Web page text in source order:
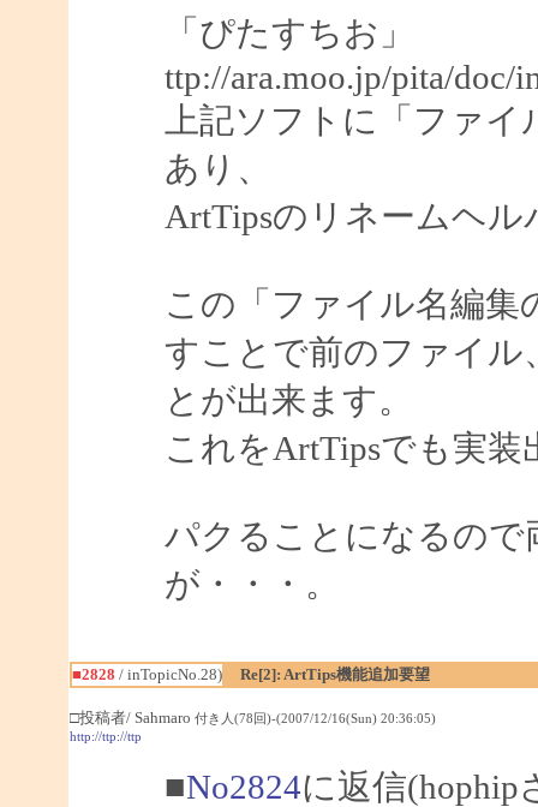
「ぴたすちお」
ttp://ara.moo.jp/pita/doc/
上記ソフトに「ファ
あり、
ArtTipsのリネームヘ
この「ファイル名編集
すことで前のファイル
とが出来ます。
これをArtTipsでも実
パクることになるので
が・・・。
■2828 / inTopicNo.28) Re[2]: ArtTips機能追加要望
□投稿者/ Sahmaro 付き人(78回)-(2007/12/16(Sun) 20:36:05)
http://ttp://ttp
■No2824に返信(hophip